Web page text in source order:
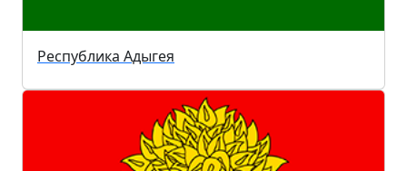
Республика Адыгея